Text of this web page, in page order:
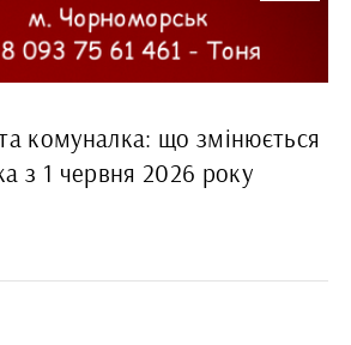
та комуналка: що змінюється
з 1 червня 2026 року